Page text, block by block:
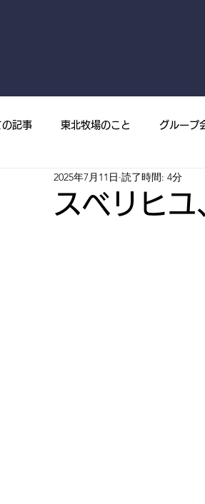
の記事 東北牧場のこと グループ
東北牧場の野草 東北牧場の山菜
スベリヒ
2025年7月11日 読了時間: 4分